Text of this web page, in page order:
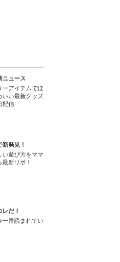
ニュース
ーアイテムでほ
いい最新グッズ
配信
発見！
い遊び方をママ
新リポ！
だ！
一番読まれてい